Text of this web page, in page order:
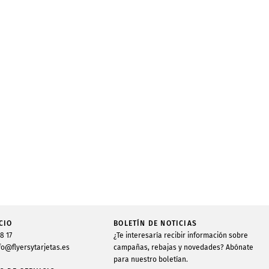
17
BOLETÍN DE NOTICIAS
¿Te interesaría recibir información sobre
campañas, rebajas y novedades? Abónate
para nuestro boletían.